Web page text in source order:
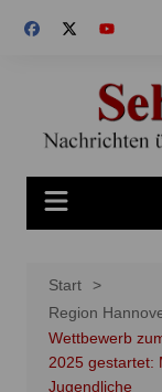
Inhalt
Start
Region
Wettbewerb
2025 gestartet:
Jugendliche